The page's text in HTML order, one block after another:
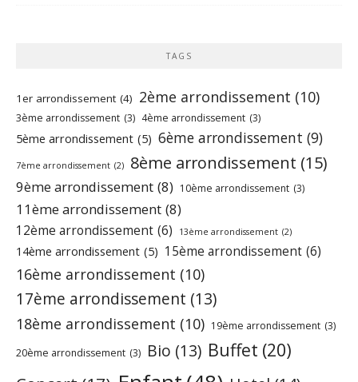
TAGS
1er arrondissement (4) 2ème arrondissement (10)
3ème arrondissement (3) 4ème arrondissement (3)
5ème arrondissement (5) 6ème arrondissement (9)
7ème arrondissement (2) 8ème arrondissement (15)
9ème arrondissement (8) 10ème arrondissement (3)
11ème arrondissement (8)
12ème arrondissement (6) 13ème arrondissement (2)
14ème arrondissement (5) 15ème arrondissement (6)
16ème arrondissement (10)
17ème arrondissement (13)
18ème arrondissement (10) 19ème arrondissement (3)
20ème arrondissement (3) Bio (13) Buffet (20)